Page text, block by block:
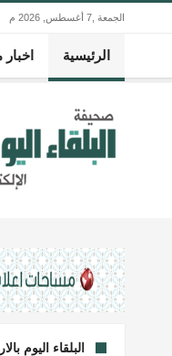
الجمعة ,7 أغسطس, 2026 م
الرئيسية
البلقاء اليوم